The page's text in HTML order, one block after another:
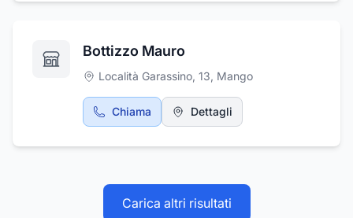
Bottizzo Mauro
Località Garassino, 13, Mango
Chiama Dettagli
Carica altri risultati